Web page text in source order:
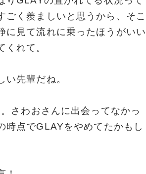
ごく羨ましいと思うから、そこ
に見て流れに乗ったほうがいい
くれて。
い先輩だね。
さわおさんに出会ってなかっ
時点でGLAYをやめてたかもし